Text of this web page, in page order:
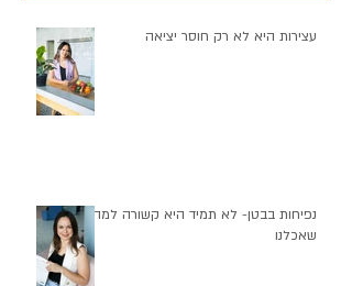
עצירות היא לא רק חוסר יציאה
נפיחות בבטן- לא תמיד היא קשורה למה
שאכלנו